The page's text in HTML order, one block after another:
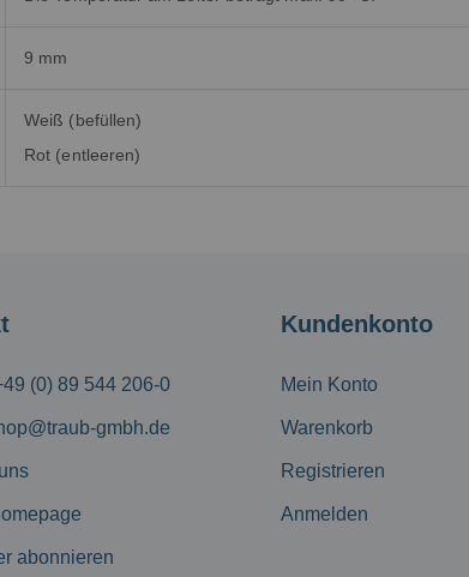
9 mm
Weiß (befüllen)
Rot (entleeren)
(0) 89 544 206-0
gmbh.de
abonnieren
Kundenkonto
Mein Konto
Warenkorb
Registrieren
Anmelden